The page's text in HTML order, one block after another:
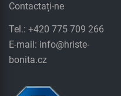
Contactați-ne
Tel.: +420 775 709 266
E-mail: info@hriste-
bonita.cz